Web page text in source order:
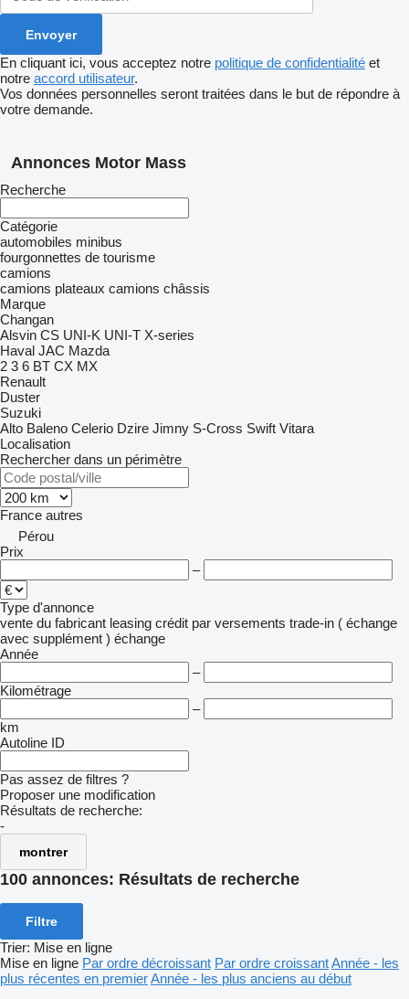
En cliquant ici, vous acceptez notre politique de confidentialité et
notre accord utilisateur.
Vos données personnelles seront traitées dans le but de répondre à
votre demande.
Annonces Motor Mass
Recherche
Catégorie
automobiles minibus
fourgonnettes de tourisme
camions
camions plateaux camions châssis
Marque
Changan
Alsvin CS UNI-K UNI-T X-series
Haval JAC Mazda
2 3 6 BT CX MX
Renault
Duster
Suzuki
Alto Baleno Celerio Dzire Jimny S-Cross Swift Vitara
Localisation
Rechercher dans un périmètre
France autres
Pérou
Prix
–
Type d'annonce
vente du fabricant leasing crédit par versements trade-in ( échange
avec supplément ) échange
Année
–
Kilométrage
–
km
Autoline ID
Pas assez de filtres ?
Proposer une modification
Résultats de recherche:
-
montrer
100 annonces: Résultats de recherche
Filtre
Trier: Mise en ligne
Mise en ligne Par ordre décroissant Par ordre croissantAnnée - les
plus récentes en premierAnnée - les plus anciens au début